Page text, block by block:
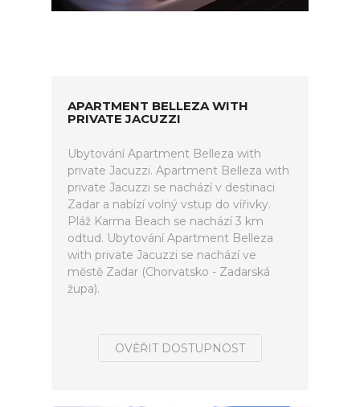
APARTMENT BELLEZA WITH
PRIVATE JACUZZI
Ubytování Apartment Belleza with
private Jacuzzi. Apartment Belleza with
private Jacuzzi se nachází v destinaci
Zadar a nabízí volný vstup do vířivky.
Pláž Karma Beach se nachází 3 km
odtud. Ubytování Apartment Belleza
with private Jacuzzi se nachází ve
městě Zadar (Chorvatsko - Zadarská
župa).
OVĚŘIT DOSTUPNOST